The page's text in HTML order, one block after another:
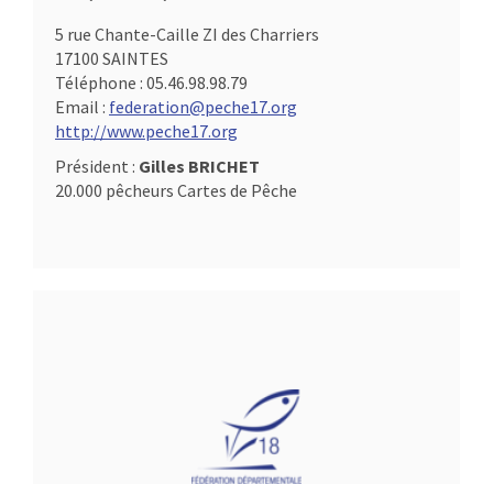
5 rue Chante-Caille ZI des Charriers
17100 SAINTES
Téléphone : 05.46.98.98.79
Email : federation@peche17.org
http://www.peche17.org
Président : Gilles BRICHET
20.000 pêcheurs Cartes de Pêche